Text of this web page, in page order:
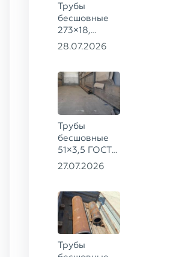
Трубы
бесшовные
273×18,
168×12 ГОСТ
28.07.2026
Трубы
бесшовные
51×3,5 ГОСТ
8732-78, ст.
27.07.2026
Трубы